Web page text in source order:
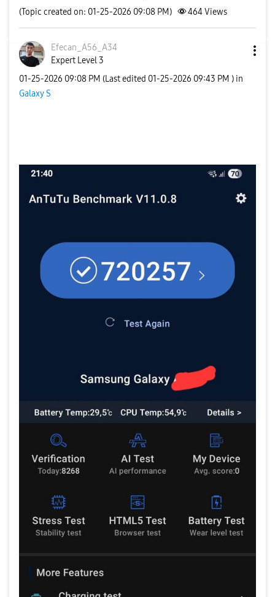
(Topic created on: 01-25-2026 09:08 PM) 464Views
Efecan_A56_A34
Expert Level 3
‎01-25-2026 09:08 PM (Last edited ‎01-25-2026 09:43 PM ) in
Galaxy S